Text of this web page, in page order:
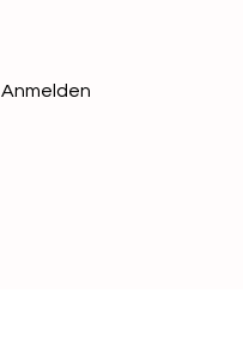
Anmelden